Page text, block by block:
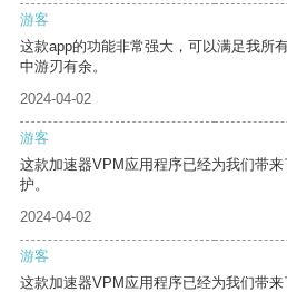
游客
这款app的功能非常强大，可以满足我所
中游刃有余。
2024-04-02
游客
这款加速器VPM应用程序已经为我们带
护。
2024-04-02
游客
这款加速器VPM应用程序已经为我们带